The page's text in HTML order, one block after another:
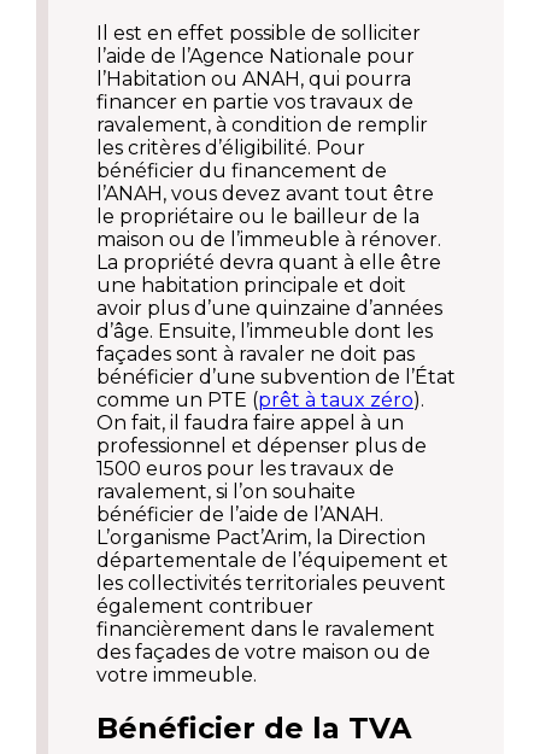
Il est en effet possible de solliciter
l’aide de l’Agence Nationale pour
l’Habitation ou ANAH, qui pourra
financer en partie vos travaux de
ravalement, à condition de remplir
les critères d’éligibilité. Pour
bénéficier du financement de
l’ANAH, vous devez avant tout être
le propriétaire ou le bailleur de la
maison ou de l’immeuble à rénover.
La propriété devra quant à elle être
une habitation principale et doit
avoir plus d’une quinzaine d’années
d’âge. Ensuite, l’immeuble dont les
façades sont à ravaler ne doit pas
bénéficier d’une subvention de l’État
comme un PTE (prêt à taux zéro).
On fait, il faudra faire appel à un
professionnel et dépenser plus de
1500 euros pour les travaux de
ravalement, si l’on souhaite
bénéficier de l’aide de l’ANAH.
L’organisme Pact’Arim, la Direction
départementale de l’équipement et
les collectivités territoriales peuvent
également contribuer
financièrement dans le ravalement
des façades de votre maison ou de
votre immeuble.
Bénéficier de la TVA